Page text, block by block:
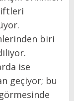
biri
ise
geçiyor; bu